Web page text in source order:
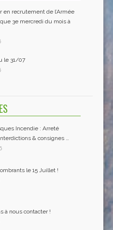
en recrutement de l’Armée
3e mercredi du mois à
le 31/07
Incendie : Arreté
& consignes …
le 15 Juillet !
à nous contacter !